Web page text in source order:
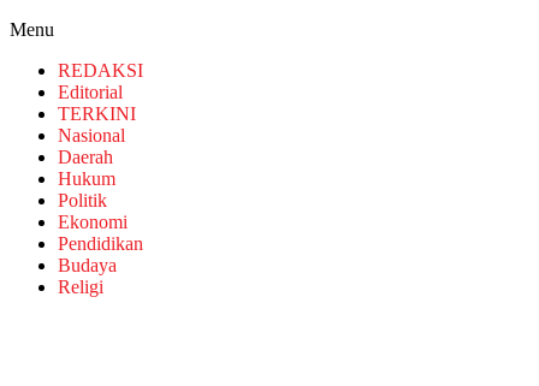
Menu
REDAKSI
Editorial
TERKINI
Nasional
Daerah
Hukum
Politik
Ekonomi
Pendidikan
Budaya
Religi